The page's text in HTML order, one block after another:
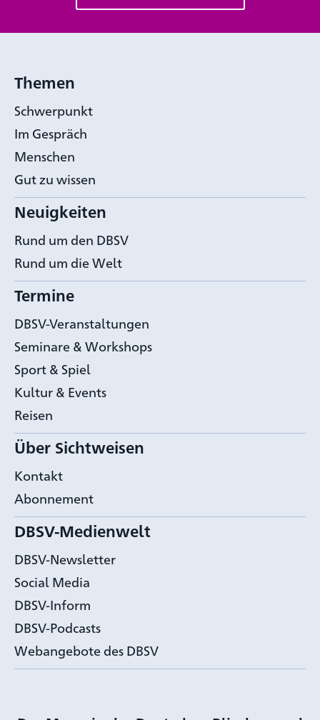
Themen
Schwerpunkt
Im Gespräch
Menschen
Gut zu wissen
Neuigkeiten
Rund um den DBSV
Rund um die Welt
Termine
DBSV-Veranstaltungen
Seminare & Workshops
Sport & Spiel
Kultur & Events
Reisen
Über Sichtweisen
Kontakt
Abonnement
DBSV-Medienwelt
DBSV-Newsletter
Social Media
DBSV-Inform
DBSV-Podcasts
Webangebote des DBSV